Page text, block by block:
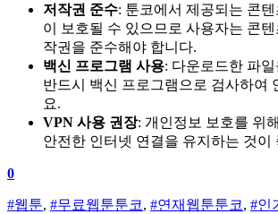
저작권 준수: 툰코에서 제공되는 콘
이 보호될 수 있으므로 사용자는 콘
작권을 준수해야 합니다.
백신 프로그램 사용: 다운로드한 파
반드시 백신 프로그램으로 검사하여
요.
VPN 사용 권장: 개인정보 보호를 위
안전한 인터넷 연결을 유지하는 것이
0
#웹툰, #무료웹툰툰코, #연재웹툰툰코, #인